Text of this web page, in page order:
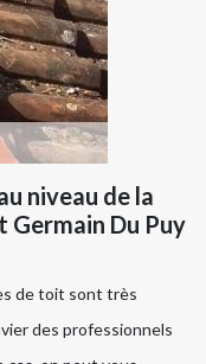
niveau de la
Germain Du Puy
de toit sont très
des professionnels